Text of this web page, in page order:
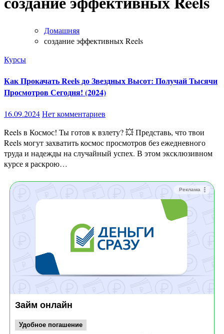
Домашняя
создание эффективных Reels
Курсы
Как Прокачать Reels до Звездных Высот: Получай Тысячи
Просмотров Сегодня! (2024)
16.09.2024Нет комментариев
Reels в Космос! Ты готов к взлету? 💥 Представь, что твои
Reels могут захватить космос просмотров без ежедневного
труда и надежды на случайный успех. В этом эксклюзивном
курсе я раскрою…
Реклама
Займ онлайн
Удобное погашение